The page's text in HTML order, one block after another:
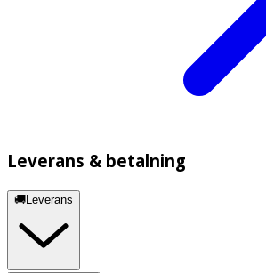
Leverans & betalning
🚚Leverans